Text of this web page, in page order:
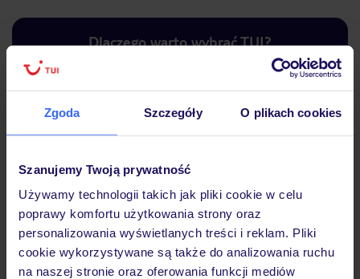
Zgoda Szczegóły O plikach cookies
Szanujemy Twoją prywatność
Używamy technologii takich jak pliki cookie w celu
poprawy komfortu użytkowania strony oraz
personalizowania wyświetlanych treści i reklam. Pliki
cookie wykorzystywane są także do analizowania ruchu
na naszej stronie oraz oferowania funkcji mediów
Dlaczego warto wybrać TUI?
podróży w Polsce
Hotel